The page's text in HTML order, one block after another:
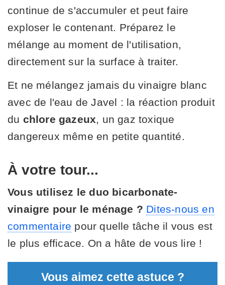
continue de s'accumuler et peut faire
exploser le contenant. Préparez le
mélange au moment de l'utilisation,
directement sur la surface à traiter.
Et ne mélangez jamais du vinaigre blanc
avec de l'eau de Javel : la réaction produit
du chlore gazeux, un gaz toxique
dangereux même en petite quantité.
À votre tour...
Vous utilisez le duo bicarbonate-
vinaigre pour le ménage ? Dites-nous en
commentaire pour quelle tâche il vous est
le plus efficace. On a hâte de vous lire !
Vous aimez cette astuce ?